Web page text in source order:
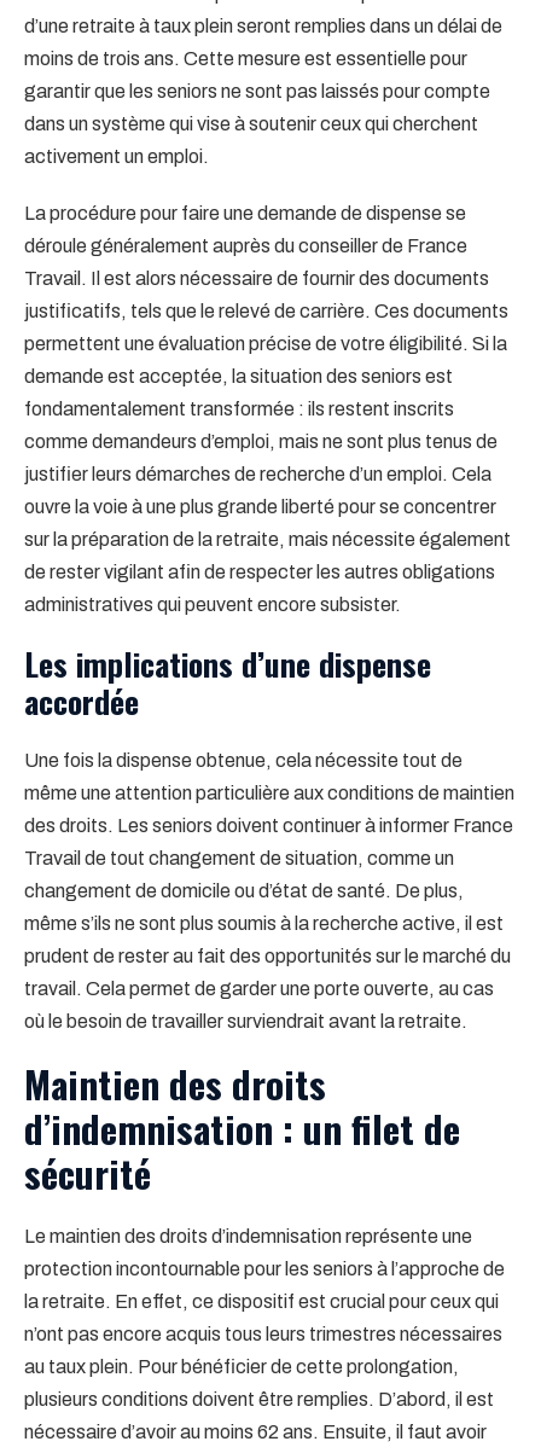
d’une retraite à taux plein seront remplies dans un délai de
moins de trois ans. Cette mesure est essentielle pour
garantir que les seniors ne sont pas laissés pour compte
dans un système qui vise à soutenir ceux qui cherchent
activement un emploi.
La procédure pour faire une demande de dispense se
déroule généralement auprès du conseiller de France
Travail. Il est alors nécessaire de fournir des documents
justificatifs, tels que le relevé de carrière. Ces documents
permettent une évaluation précise de votre éligibilité. Si la
demande est acceptée, la situation des seniors est
fondamentalement transformée : ils restent inscrits
comme demandeurs d’emploi, mais ne sont plus tenus de
justifier leurs démarches de recherche d’un emploi. Cela
ouvre la voie à une plus grande liberté pour se concentrer
sur la préparation de la retraite, mais nécessite également
de rester vigilant afin de respecter les autres obligations
administratives qui peuvent encore subsister.
Les implications d’une dispense
accordée
Une fois la dispense obtenue, cela nécessite tout de
même une attention particulière aux conditions de maintien
des droits. Les seniors doivent continuer à informer France
Travail de tout changement de situation, comme un
changement de domicile ou d’état de santé. De plus,
même s’ils ne sont plus soumis à la recherche active, il est
prudent de rester au fait des opportunités sur le marché du
travail. Cela permet de garder une porte ouverte, au cas
où le besoin de travailler surviendrait avant la retraite.
Maintien des droits
d’indemnisation : un filet de
sécurité
Le maintien des droits d’indemnisation représente une
protection incontournable pour les seniors à l’approche de
la retraite. En effet, ce dispositif est crucial pour ceux qui
n’ont pas encore acquis tous leurs trimestres nécessaires
au taux plein. Pour bénéficier de cette prolongation,
plusieurs conditions doivent être remplies. D’abord, il est
nécessaire d’avoir au moins 62 ans. Ensuite, il faut avoir